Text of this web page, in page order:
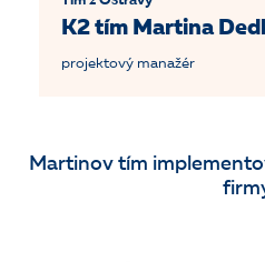
K2 tím Martina
projektový manažér
Martinov tím